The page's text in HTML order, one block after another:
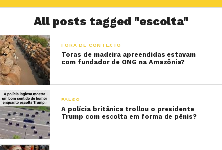
All posts tagged "escolta"
FORA DE CONTEXTO
Toras de madeira apreendidas estavam
com fundador de ONG na Amazônia?
FALSO
A polícia britânica trollou o presidente
Trump com escolta em forma de pênis?